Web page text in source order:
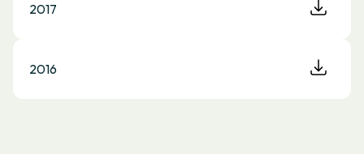
2017
2016